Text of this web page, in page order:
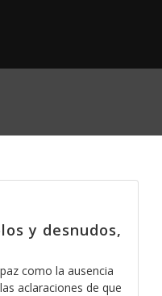
y desnudos,
como la ausencia
aclaraciones de que